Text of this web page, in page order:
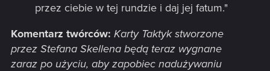
przez ciebie w tej rundzie i daj jej fatum."
Komentarz twórców: Karty Taktyk stworzone
przez Stefana Skellena będą teraz wygnane
zaraz po użyciu, aby zapobiec nadużywaniu